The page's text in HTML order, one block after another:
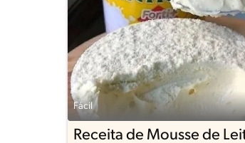
Fácil
Receita de Mousse de